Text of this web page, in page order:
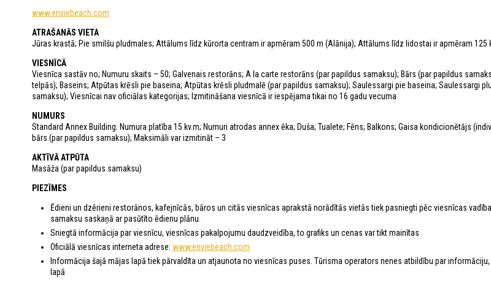
www.enviebeach.com​
ATRAŠANĀS VIETA
Jūras krastā; Pie smilšu pludmales; Attālums līdz kūrorta centram ir apmēram 500 m (Alānija); Attālums līdz lidostai ir apmēram 125
VIESNĪCĀ
Viesnīca sastāv no; Numuru skaits – 50; Galvenais restorāns; A la carte restorāns (par papildus samaksu); Bārs (par papildus
telpās); Baseins; Atpūtas krēsli pie baseina; Atpūtas krēsli pludmalē (par papildus samaksu); Saulessargi pie baseina; Saulessargi
samaksu); Viesnīcai nav oficiālas kategorijas; Izmitināšana viesnīcā ir iespējama tikai no 16 gadu vecuma
NUMURS
Standard Annex Building: Numura platība 15 kv.m; Numuri atrodas annex ēka; Duša; Tualete; Fēns; Balkons; Gaisa kondicionētājs
bārs (par papildus samaksu); Maksimāli var izmitināt – 3
AKTĪVĀ ATPŪTA
Masāža (par papildus samaksu)
PIEZĪMES
Ēdieni un dzērieni restorānos, kafejnīcās, bāros un citās viesnīcas aprakstā norādītās vietās tiek pasniegti pēc viesnīcas
samaksu saskaņā ar pasūtīto ēdienu plānu.
Sniegtā informācija par viesnīcu, viesnīcas pakalpojumu daudzveidība, to grafiks un cenas var tikt mainītas
Oficiālā viesnīcas interneta adrese: www.enviebeach.com​
Informācija šajā mājas lapā tiek pārvaldīta un atjaunota no viesnīcas puses. Tūrisma operators nenes atbildību par
lapā